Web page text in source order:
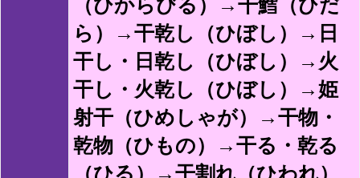
ら）→干乾し（ひぼし）→日
干し・日乾し（ひぼし）→火
干し・火乾し（ひぼし）→姫
射干（ひめしゃが）→干物・
乾物（ひもの）→干る・乾る
（ひる）→干割れ（ひわれ）